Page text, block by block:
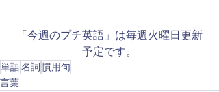
「今週のプチ英語」は毎週火曜日更新
予定です。
単語名詞慣用句
言葉